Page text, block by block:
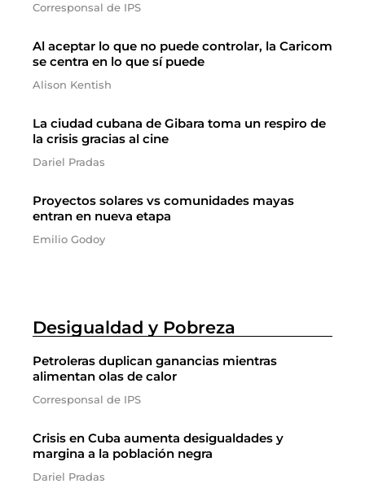
Corresponsal de IPS
Al aceptar lo que no puede controlar, la Caricom
se centra en lo que sí puede
Alison Kentish
La ciudad cubana de Gibara toma un respiro de
la crisis gracias al cine
Dariel Pradas
Proyectos solares vs comunidades mayas
entran en nueva etapa
Emilio Godoy
Desigualdad y Pobreza
Petroleras duplican ganancias mientras
alimentan olas de calor
Corresponsal de IPS
Crisis en Cuba aumenta desigualdades y
margina a la población negra
Dariel Pradas